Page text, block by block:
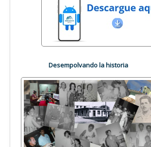
Desempolvando la historia